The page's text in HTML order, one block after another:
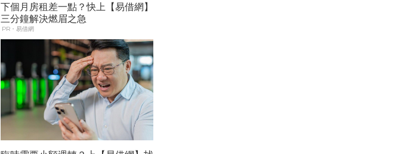
下個月房租差一點？快上【易借網】
三分鐘解決燃眉之急
PR・易借網